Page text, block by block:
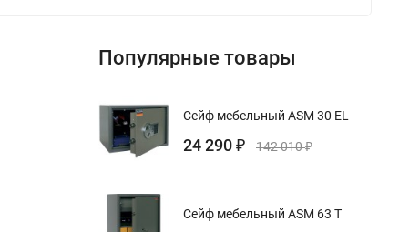
Популярные товары
Сейф мебельный ASM 30 EL
24 290 ₽ 142 010₽
Сейф мебельный ASM 63 T